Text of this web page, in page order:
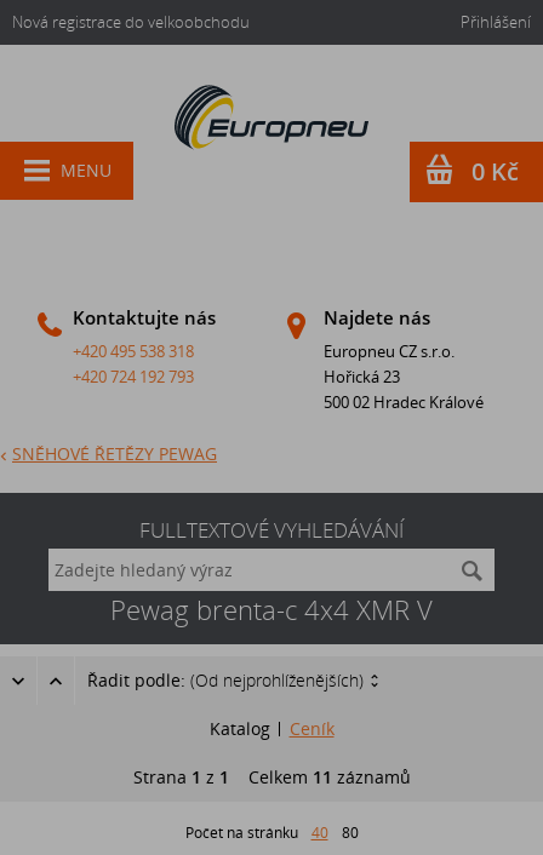
Nová registrace do velkoobchodu Přihlášení
Kontaktujte nás
+420 495 538 318
+420 724 192 793
Najdete nás
Europneu CZ s.r.o.
Hořická 23
500 02 Hradec Králové
MENU 0 Kč
SNĚHOVÉ ŘETĚZY PEWAG
FULLTEXTOVÉ VYHLEDÁVÁNÍ
Pewag brenta-c 4x4 XMR V
Řadit podle: (Od nejprohlíženějších)
Katalog Ceník
Strana 1 z 1 Celkem 11 záznamů
Počet na stránku 40 80